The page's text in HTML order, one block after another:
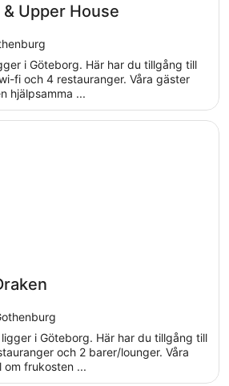
Upper House
i Göteborg. Här har du tillgång till
fi och 4 restauranger. Våra gäster
hjälpsamma ...
i Göteborg. Här har du tillgång till
och 2 barer/lounger. Våra
frukosten ...